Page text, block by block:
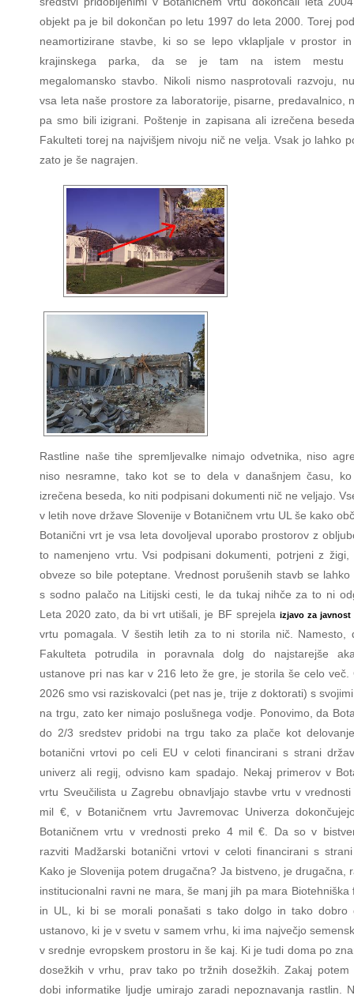
objekt pa je bil dokončan po letu 1997 do leta 2000. Torej
neamortizirane stavbe, ki so se lepo vklapljale v prostor in
krajinskega parka, da se je tam na istem mestu
megalomansko stavbo. Nikoli nismo nasprotovali razvoju,
vsa leta naše prostore za laboratorije, pisarne, predavalnico,
pa smo bili izigrani. Poštenje in zapisana ali izrečena
Fakulteti torej na najvišjem nivoju nič ne velja. Vsak jo lahko
zato je še nagrajen.
Rastline naše tihe spremljevalke nimajo odvetnika, niso
niso nesramne, tako kot se to dela v današnjem času, ko
izrečena beseda, ko niti podpisani dokumenti nič ne veljajo.
v letih nove države Slovenije v Botaničnem vrtu UL še kako
Botanični vrt je vsa leta dovoljeval uporabo prostorov z
to namenjeno vrtu. Vsi podpisani dokumenti, potrjeni z žigi,
obveze so bile poteptane. Vrednost porušenih stavb se lahko
s sodno palačo na Litijski cesti, le da tukaj nihče za to ni
Leta 2020 zato, da bi vrt utišali, je BF sprejela izjavo za javnost
vrtu pomagala. V šestih letih za to ni storila nič. Namesto,
Fakulteta potrudila in poravnala dolg do najstarejše
ustanove pri nas kar v 216 leto že gre, je storila še celo več.
2026 smo vsi raziskovalci (pet nas je, trije z doktorati) s
na trgu, zato ker nimajo poslušnega vodje. Ponovimo, da
do 2/3 sredstev pridobi na trgu tako za plače kot
botanični vrtovi po celi EU v celoti financirani s strani
univerz ali regij, odvisno kam spadajo. Nekaj primerov v
vrtu Sveučilista u Zagrebu obnavljajo stavbe vrtu v
mil €, v Botaničnem vrtu Javremovac Univerza
Botaničnem vrtu v vrednosti preko 4 mil €. Da so v
razviti Madžarski botanični vrtovi v celoti financirani s
Kako je Slovenija potem drugačna? Ja bistveno, je drugačna,
institucionalni ravni ne mara, še manj jih pa mara Biotehniška
in UL, ki bi se morali ponašati s tako dolgo in tako dobro
ustanovo, ki je v svetu v samem vrhu, ki ima največjo
v srednje evropskem prostoru in še kaj. Ki je tudi doma po
dosežkih v vrhu, prav tako po tržnih dosežkih. Zakaj potem
dobi informatike ljudje umirajo zaradi nepoznavanja rastlin.